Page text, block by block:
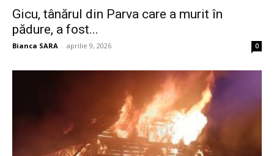
Gicu, tânărul din Parva care a murit în
pădure, a fost...
Bianca SARA - aprilie 9, 2026 0